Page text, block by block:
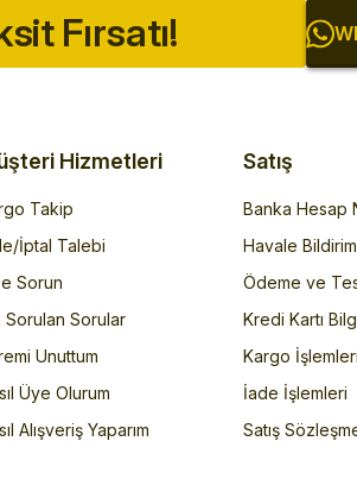
Fırsatı!
Hizmetleri
Takip
İptal Talebi
Sorun
Sorulan Sorular
Unuttum
Üye Olurum
Alışveriş Yaparım
Satış
Banka Hesap
Havale
Ödeme ve
Kredi Kartı
Kargo
İade İşlemleri
Satış